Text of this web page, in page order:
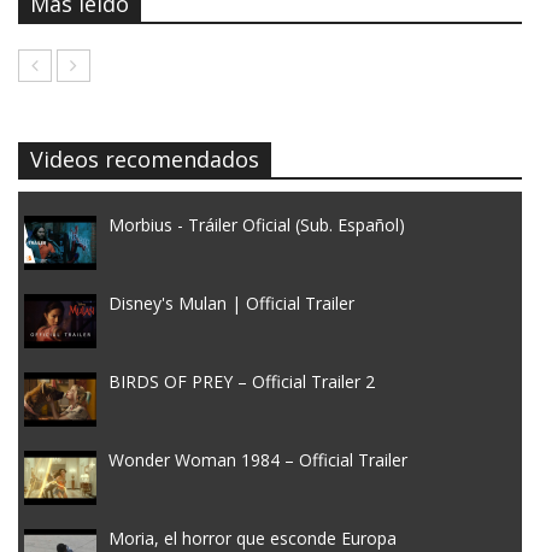
Videos recomendados
Morbius - Tráiler Oficial (Sub. Español)
Disney's Mulan | Official Trailer
BIRDS OF PREY – Official Trailer 2
Wonder Woman 1984 – Official Trailer
Moria, el horror que esconde Europa